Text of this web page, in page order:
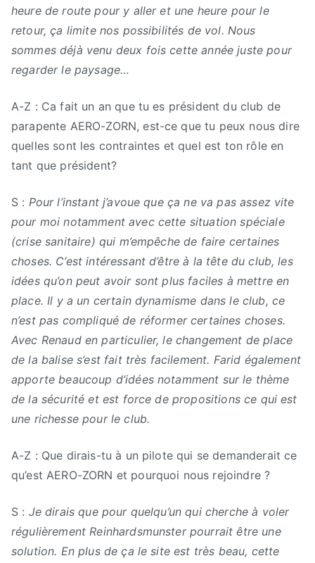
heure de route pour y aller et une heure pour le
retour, ça limite nos possibilités de vol. Nous
sommes déjà venu deux fois cette année juste pour
regarder le paysage…
A-Z : Ca fait un an que tu es président du club de
parapente AERO-ZORN, est-ce que tu peux nous dire
quelles sont les contraintes et quel est ton rôle en
tant que président?
S : Pour l’instant j’avoue que ça ne va pas assez vite
pour moi notamment avec cette situation spéciale
(crise sanitaire) qui m’empêche de faire certaines
choses. C’est intéressant d’être à la tête du club, les
idées qu’on peut avoir sont plus faciles à mettre en
place. Il y a un certain dynamisme dans le club, ce
n’est pas compliqué de réformer certaines choses.
Avec Renaud en particulier, le changement de place
de la balise s’est fait très facilement. Farid également
apporte beaucoup d’idées notamment sur le thème
de la sécurité et est force de propositions ce qui est
une richesse pour le club.
A-Z : Que dirais-tu à un pilote qui se demanderait ce
qu’est AERO-ZORN et pourquoi nous rejoindre ?
S : Je dirais que pour quelqu’un qui cherche à voler
régulièrement Reinhardsmunster pourrait être une
solution. En plus de ça le site est très beau, cette